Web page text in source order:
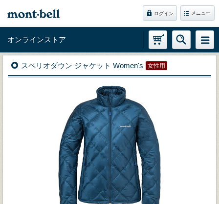
ログイン メニュー
オンラインストア
スペリオダウン ジャケット Women's 女性用